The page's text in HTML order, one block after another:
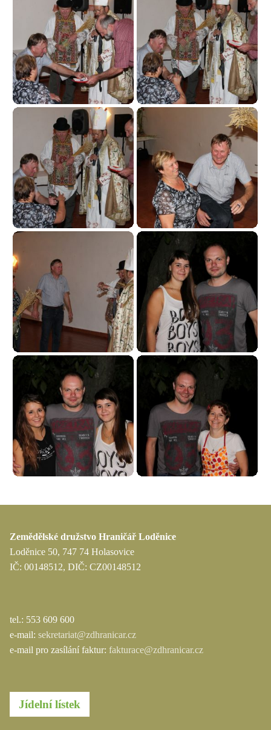
Zemědělské družstvo Hraničář Loděnice
Loděnice 50, 747 74 Holasovice
IČ: 00148512, DIČ: CZ00148512
tel.: 553 609 600
e-mail: sekretariat@zdhranicar.cz
e-mail pro zasílání faktur: fakturace@zdhranicar.cz
Jídelní lístek